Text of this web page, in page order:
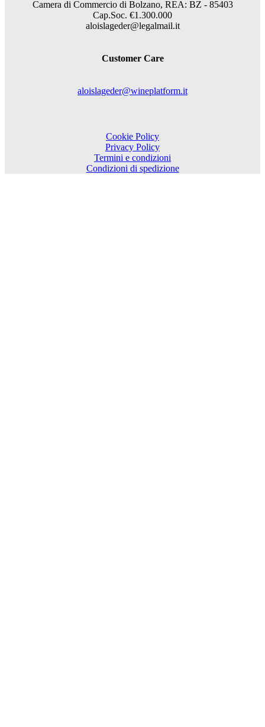
Camera di Commercio di Bolzano, REA: BZ - 85403
Cap.Soc. €1.300.000
aloislageder@legalmail.it
Customer Care
aloislageder@wineplatform.it
Cookie Policy
Privacy Policy
Termini e condizioni
Condizioni di spedizione